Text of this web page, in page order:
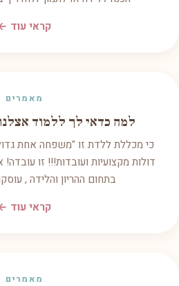
קראי עוד
מאמרים
למה כדאי לך ללמוד
כי מכללת ללדת זו "משפחה אחת
דולות מקצועיות ועובדות!!! זו
בתחום ההריון והלידה ,
קראי עוד
מאמרים